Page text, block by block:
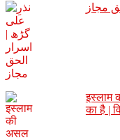
مجاز
इस्लाम
का है |